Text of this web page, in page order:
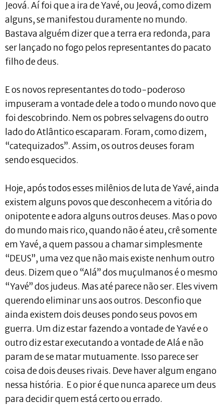
Jeová. Aí foi que a ira de Yavé, ou Jeová, como dizem
alguns, se manifestou duramente no mundo.
Bastava alguém dizer que a terra era redonda, para
ser lançado no fogo pelos representantes do pacato
filho de deus.
E os novos representantes do todo-poderoso
impuseram a vontade dele a todo o mundo novo que
foi descobrindo. Nem os pobres selvagens do outro
lado do Atlântico escaparam. Foram, como dizem,
“catequizados”. Assim, os outros deuses foram
sendo esquecidos.
Hoje, após todos esses milênios de luta de Yavé, ainda
existem alguns povos que desconhecem a vitória do
onipotente e adora alguns outros deuses. Mas o povo
do mundo mais rico, quando não é ateu, crê somente
em Yavé, a quem passou a chamar simplesmente
“DEUS”, uma vez que não mais existe nenhum outro
deus. Dizem que o “Alá” dos muçulmanos é o mesmo
“Yavé” dos judeus. Mas até parece não ser. Eles vivem
querendo eliminar uns aos outros. Desconfio que
ainda existem dois deuses pondo seus povos em
guerra. Um diz estar fazendo a vontade de Yavé e o
outro diz estar executando a vontade de Alá e não
param de se matar mutuamente. Isso parece ser
coisa de dois deuses rivais. Deve haver algum engano
nessa história. E o pior é que nunca aparece um deus
para decidir quem está certo ou errado.